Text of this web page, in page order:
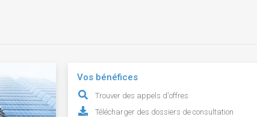
Vos bénéfices
Trouver des appels d'offres
Télécharger des dossiers de consultation